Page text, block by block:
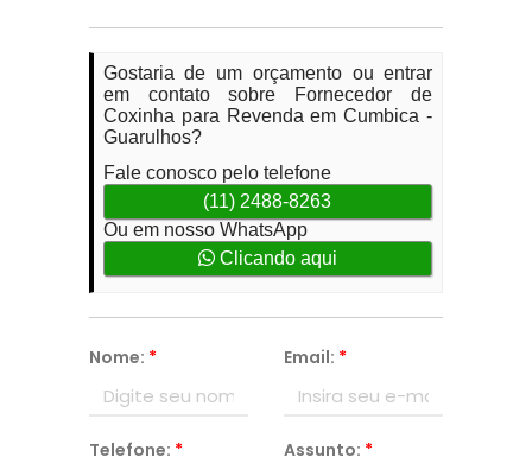
Gostaria de um orçamento ou entrar
em contato sobre Fornecedor de
Coxinha para Revenda em Cumbica -
Guarulhos?
Fale conosco pelo telefone
(11) 2488-8263
Ou em nosso WhatsApp
Clicando aqui
Nome: * Email: *
Telefone: * Assunto: *